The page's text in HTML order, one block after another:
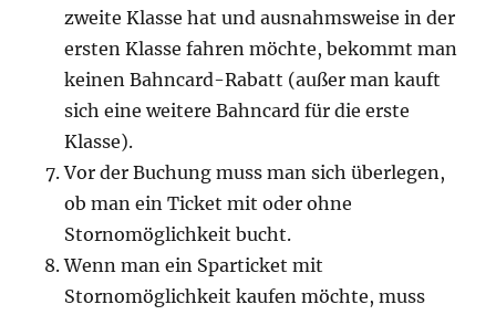
zweite Klasse hat und ausnahmsweise in der
ersten Klasse fahren möchte, bekommt man
keinen Bahncard-Rabatt (außer man kauft
sich eine weitere Bahncard für die erste
Klasse).
Vor der Buchung muss man sich überlegen,
ob man ein Ticket mit oder ohne
Stornomöglichkeit bucht.
Wenn man ein Sparticket mit
Stornomöglichkeit kaufen möchte, muss